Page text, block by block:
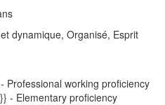
dynamique, Organisé, Esprit
Professional working proficiency
- Elementary proficiency